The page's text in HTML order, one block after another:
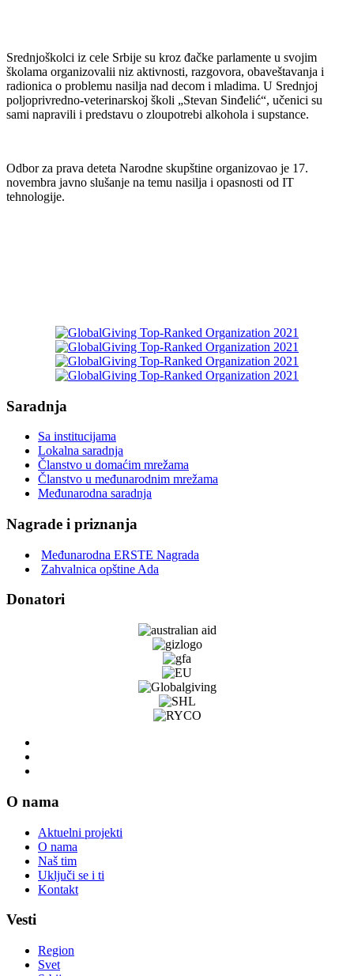
Srednjoškolci iz cele Srbije su kroz đačke parlamente u svojim
školama organizovalii niz aktivnosti, razgovora, obaveštavanja i
radionica o problemu nasilja nad decom i mladima. U Srednjoj
poljoprivredno-veterinarskoj školi „Stevan Sinđelić“, učenici su
sami napravili i predstavu o zloupotrebi alkohola i supstance.
Odbor za prava deteta Narodne skupštine organizovao je 17.
novembra javno slušanje na temu nasilja i opasnosti od IT
tehnologije.
Saradnja
Sa institucijama
Lokalna saradnja
Članstvo u domaćim mrežama
Članstvo u međunarodnim mrežama
Međunarodna saradnja
Nagrade i priznanja
Međunarodna ERSTE Nagrada
Zahvalnica opštine Ada
Donatori
O nama
Aktuelni projekti
O nama
Naš tim
Uključi se i ti
Kontakt
Vesti
Region
Svet